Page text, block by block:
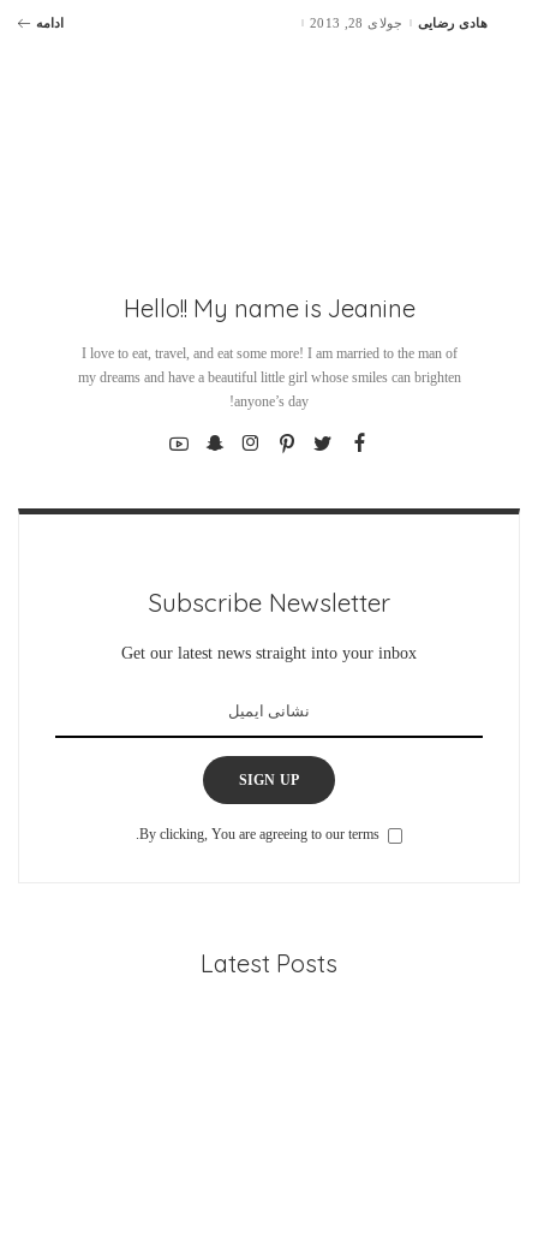
Postedهادی رضایی جولای 28, 2013 ادامه
Hello!! My name is Jeanine
I love to eat, travel, and eat some more! I am married to the man of
my dreams and have a beautiful little girl whose smiles can brighten
anyone’s day!
Subscribe Newsletter
Get our latest news straight into your inbox
SIGN UP
By clicking, You are agreeing to our terms.
Latest Posts